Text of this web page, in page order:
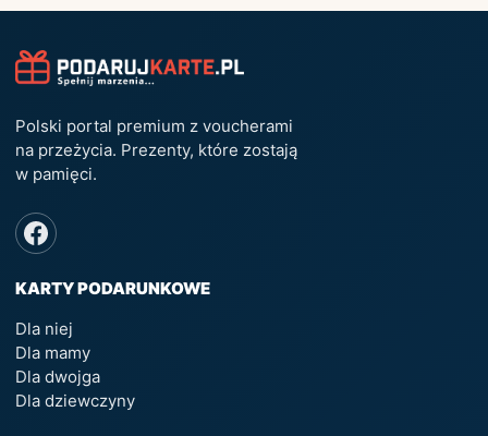
Polski portal premium z voucherami
na przeżycia. Prezenty, które zostają
w pamięci.
KARTY PODARUNKOWE
Dla niej
Dla mamy
Dla dwojga
Dla dziewczyny